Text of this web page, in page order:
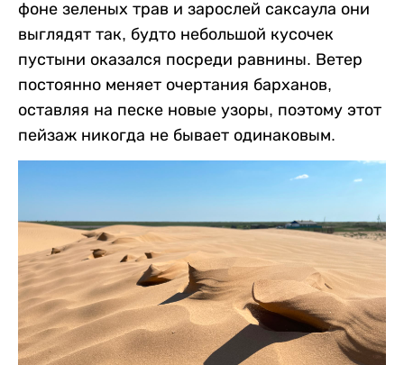
фоне зеленых трав и зарослей саксаула они
выглядят так, будто небольшой кусочек
пустыни оказался посреди равнины. Ветер
постоянно меняет очертания барханов,
оставляя на песке новые узоры, поэтому этот
пейзаж никогда не бывает одинаковым.